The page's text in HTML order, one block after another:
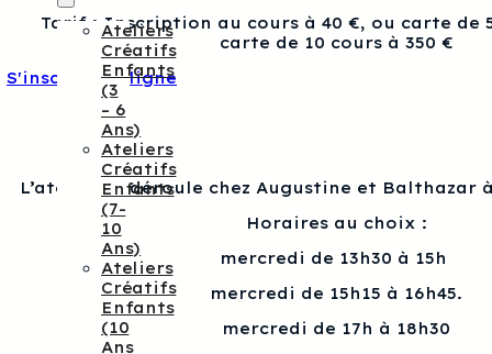
Ateliers
Créatifs
Enfants
(3
– 6
Ans)
Ateliers
Créatifs
Enfants
(7-
10
Ans)
Ateliers
Créatifs
Enfants
(10
Ans
Tarif : Inscription au cours à 40 €, ou carte de
carte de 10 cours à 350 €
S'inscrire en ligne
L’atelier se déroule chez Augustine et Balthazar
Horaires au choix :
mercredi de 13h30 à 15h
mercredi de 15h15 à 16h45.
mercredi de 17h à 18h30